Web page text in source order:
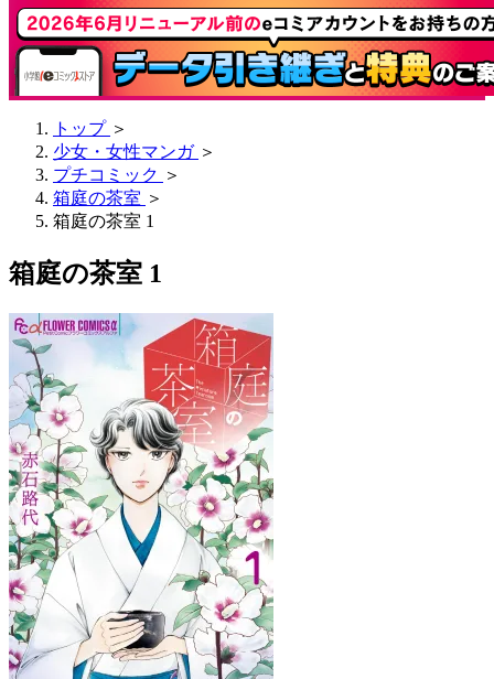
トップ ＞
少女・女性マンガ ＞
プチコミック ＞
箱庭の茶室 ＞
箱庭の茶室 1
箱庭の茶室 1